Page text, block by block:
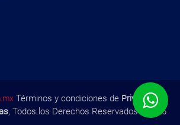
Términos y condiciones de Privacidad
, Todos los Derechos Reservados ©2026